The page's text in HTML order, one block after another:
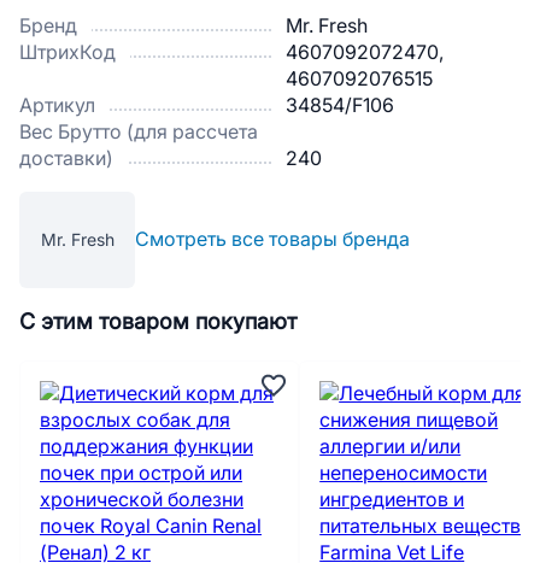
Бренд
Mr. Fresh
ШтрихКод
4607092072470,
4607092076515
Артикул
34854/F106
Вес Брутто (для рассчета
доставки)
240
Mr. Fresh Смотреть все товары бренда
С этим товаром покупают